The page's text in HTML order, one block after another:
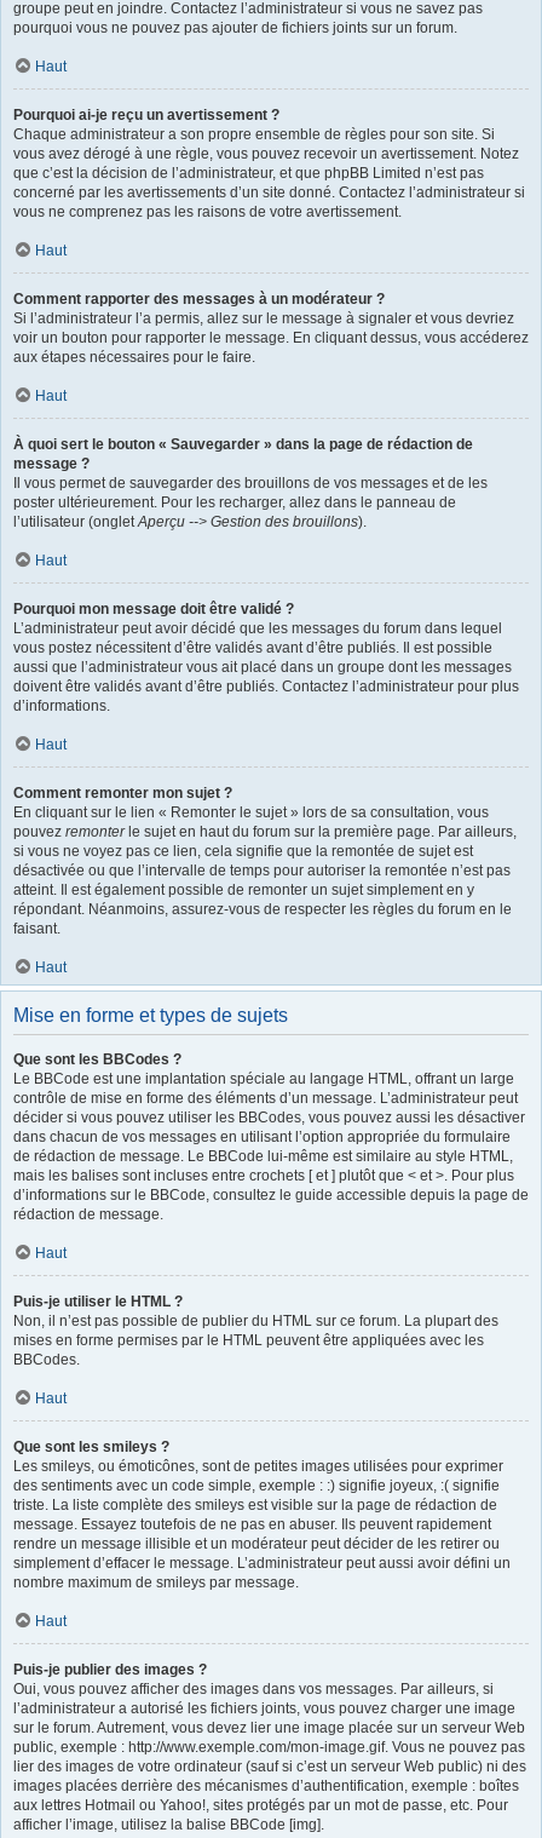
groupe peut en joindre. Contactez l’administrateur si vous ne savez pas
pourquoi vous ne pouvez pas ajouter de fichiers joints sur un forum.
Haut
Pourquoi ai-je reçu un avertissement ?
Chaque administrateur a son propre ensemble de règles pour son site. Si
vous avez dérogé à une règle, vous pouvez recevoir un avertissement. Notez
que c’est la décision de l’administrateur, et que phpBB Limited n’est pas
concerné par les avertissements d’un site donné. Contactez l’administrateur si
vous ne comprenez pas les raisons de votre avertissement.
Haut
Comment rapporter des messages à un modérateur ?
Si l’administrateur l’a permis, allez sur le message à signaler et vous devriez
voir un bouton pour rapporter le message. En cliquant dessus, vous accéderez
aux étapes nécessaires pour le faire.
Haut
À quoi sert le bouton « Sauvegarder » dans la page de rédaction de
message ?
Il vous permet de sauvegarder des brouillons de vos messages et de les
poster ultérieurement. Pour les recharger, allez dans le panneau de
l’utilisateur (ongletAperçu --> Gestion des brouillons).
Haut
Pourquoi mon message doit être validé ?
L’administrateur peut avoir décidé que les messages du forum dans lequel
vous postez nécessitent d’être validés avant d’être publiés. Il est possible
aussi que l’administrateur vous ait placé dans un groupe dont les messages
doivent être validés avant d’être publiés. Contactez l’administrateur pour plus
d’informations.
Haut
Comment remonter mon sujet ?
En cliquant sur le lien « Remonter le sujet » lors de sa consultation, vous
pouvez remonterle sujet en haut du forum sur la première page. Par ailleurs,
si vous ne voyez pas ce lien, cela signifie que la remontée de sujet est
désactivée ou que l’intervalle de temps pour autoriser la remontée n’est pas
atteint. Il est également possible de remonter un sujet simplement en y
répondant. Néanmoins, assurez-vous de respecter les règles du forum en le
faisant.
Haut
Mise en forme et types de sujets
Que sont les BBCodes ?
Le BBCode est une implantation spéciale au langage HTML, offrant un large
contrôle de mise en forme des éléments d’un message. L’administrateur peut
décider si vous pouvez utiliser les BBCodes, vous pouvez aussi les désactiver
dans chacun de vos messages en utilisant l’option appropriée du formulaire
de rédaction de message. Le BBCode lui-même est similaire au style HTML,
mais les balises sont incluses entre crochets [ et ] plutôt que < et >. Pour plus
d’informations sur le BBCode, consultez le guide accessible depuis la page de
rédaction de message.
Haut
Puis-je utiliser le HTML ?
Non, il n’est pas possible de publier du HTML sur ce forum. La plupart des
mises en forme permises par le HTML peuvent être appliquées avec les
BBCodes.
Haut
Que sont les smileys ?
Les smileys, ou émoticônes, sont de petites images utilisées pour exprimer
des sentiments avec un code simple, exemple : :) signifie joyeux, :( signifie
triste. La liste complète des smileys est visible sur la page de rédaction de
message. Essayez toutefois de ne pas en abuser. Ils peuvent rapidement
rendre un message illisible et un modérateur peut décider de les retirer ou
simplement d’effacer le message. L’administrateur peut aussi avoir défini un
nombre maximum de smileys par message.
Haut
Puis-je publier des images ?
Oui, vous pouvez afficher des images dans vos messages. Par ailleurs, si
l’administrateur a autorisé les fichiers joints, vous pouvez charger une image
sur le forum. Autrement, vous devez lier une image placée sur un serveur Web
public, exemple : http://www.exemple.com/mon-image.gif. Vous ne pouvez pas
lier des images de votre ordinateur (sauf si c’est un serveur Web public) ni des
images placées derrière des mécanismes d’authentification, exemple : boîtes
aux lettres Hotmail ou Yahoo!, sites protégés par un mot de passe, etc. Pour
afficher l’image, utilisez la balise BBCode [img].